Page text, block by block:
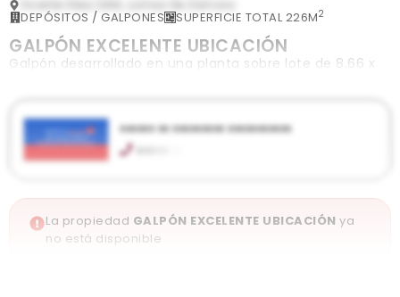
DEPÓSITOS / GALPONES SUPERFICIE TOTAL 226M2
GALPÓN EXCELENTE UBICACIÓN
Galpón desarrollado en una planta sobre lote de 8.66 x
xxxxxx xx xxxxxxxxx xxxxxxxxxxx
xxxxx xx
Horario de atención: De lunes a viernes de 9 a 13hs. y de
16 a 19hs.
Ver publicaciones de la inmobiliaria
La propiedad GALPÓN EXCELENTE UBICACIÓN ya
no está disponible